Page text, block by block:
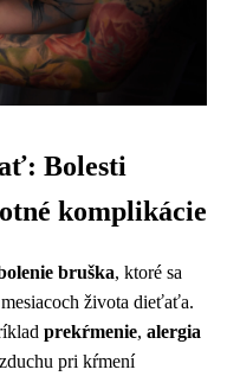
Bolesti
komplikácie
bruška, ktoré sa
života dieťaťa.
prekŕmenie, alergia
pri kŕmení